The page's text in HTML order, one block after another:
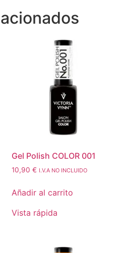
Gel Polish COLOR 001
10,90 € I.V.A NO INCLUIDO
Añadir al carrito
Vista rápida